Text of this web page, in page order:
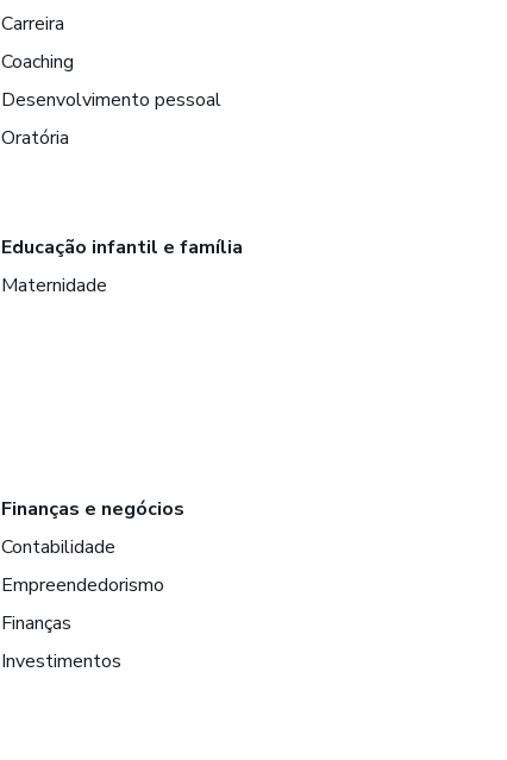
Carreira
Coaching
Desenvolvimento pessoal
Oratória
Educação infantil e família
Maternidade
Finanças e negócios
Contabilidade
Empreendedorismo
Finanças
Investimentos